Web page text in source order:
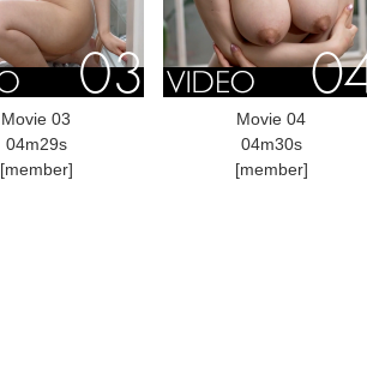
Movie 03
04m29s
[member]
Movie 04
04m30s
[member]